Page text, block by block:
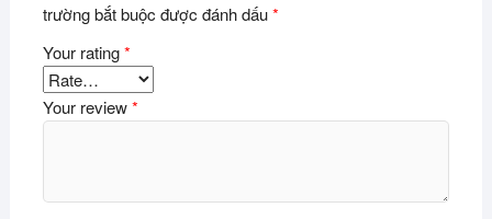
trường bắt buộc được đánh dấu*
Your rating*
Your review*